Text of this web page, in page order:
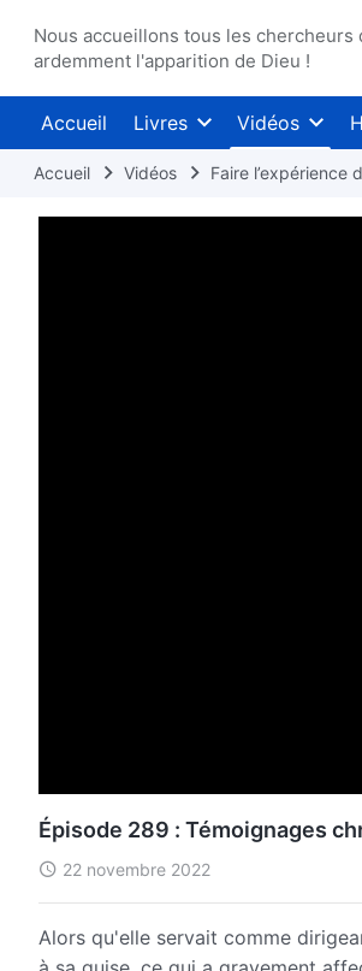
Nous accueillons tous les chercheurs
ardemment l'apparition de Dieu !
Accueil Livres Vidéos
Accueil Vidéos Faire l’expérience
Épisode 289 : Témoignages
22 novembre 2022
Alors qu'elle servait comme